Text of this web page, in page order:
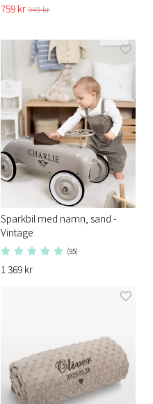
759 kr949 kr
Sparkbil med namn, sand -
Vintage
(95)
1 369 kr